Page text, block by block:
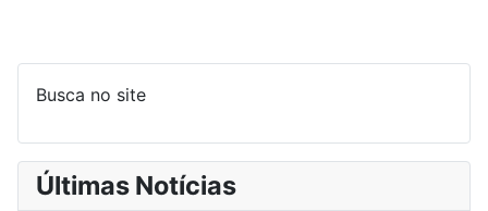
Busca no site
Últimas Notícias